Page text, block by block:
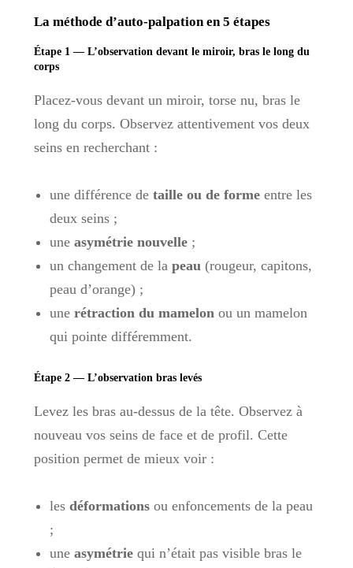
La méthode d’auto-palpation en 5 étapes
Étape 1 — L’observation devant le miroir, bras le long du
corps
Placez-vous devant un miroir, torse nu, bras le
long du corps. Observez attentivement vos deux
seins en recherchant :
une différence de taille ou de formeentre les
deux seins ;
une asymétrie nouvelle;
un changement de la peau(rougeur, capitons,
peau d’orange) ;
une rétraction du mamelonou un mamelon
qui pointe différemment.
Étape 2 — L’observation bras levés
Levez les bras au-dessus de la tête. Observez à
nouveau vos seins de face et de profil. Cette
position permet de mieux voir :
les déformationsou enfoncements de la peau
;
une asymétriequi n’était pas visible bras le